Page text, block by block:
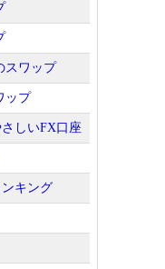
スワップ
ップ
しいFX口座
キング